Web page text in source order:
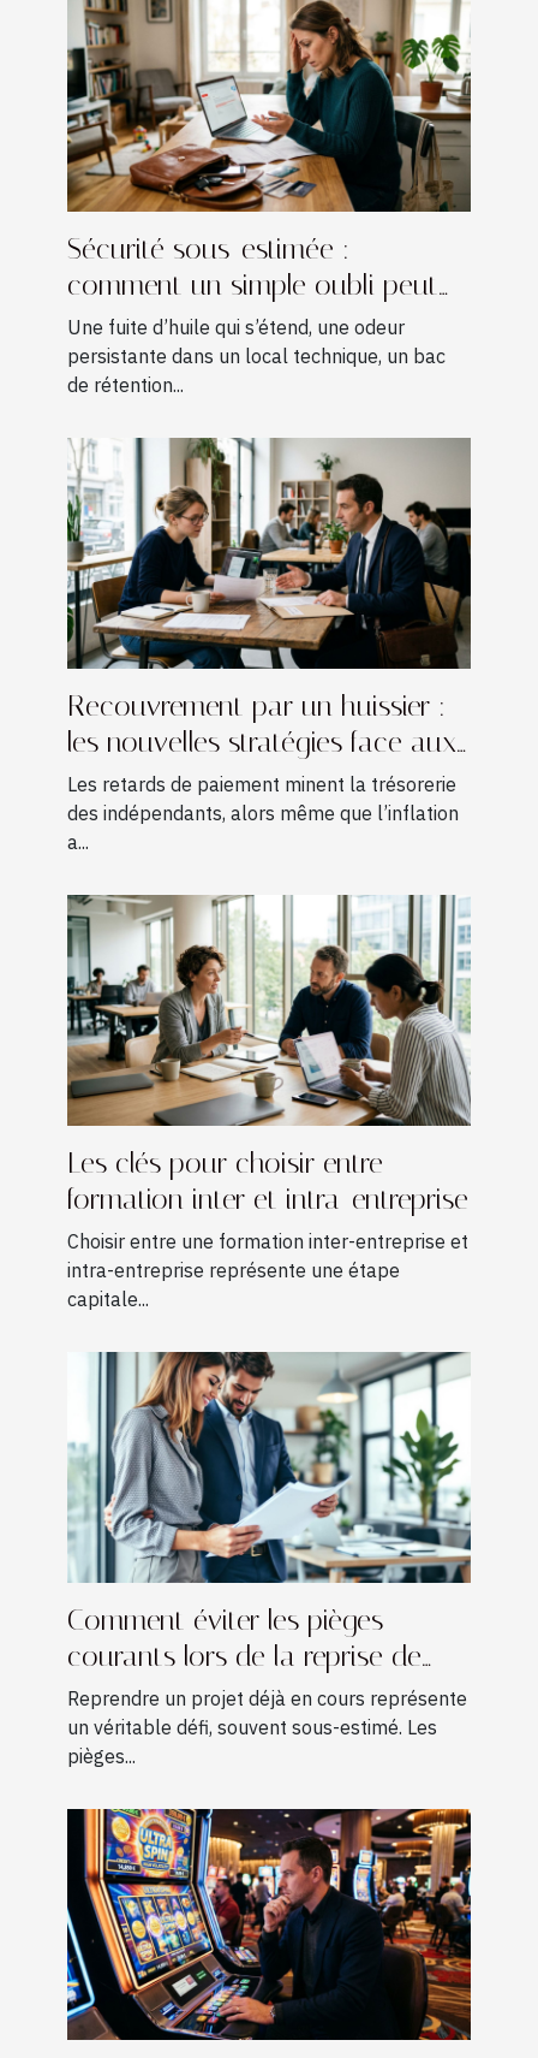
Sécurité sous-estimée :
comment un simple oubli peut
coûter cher
Une fuite d’huile qui s’étend, une odeur
persistante dans un local technique, un bac
de rétention...
Recouvrement par un huissier :
les nouvelles stratégies face aux
retards de paiement chez les
freelances
Les retards de paiement minent la trésorerie
des indépendants, alors même que l’inflation
a...
Les clés pour choisir entre
formation inter et intra-entreprise
Choisir entre une formation inter-entreprise et
intra-entreprise représente une étape
capitale...
Comment éviter les pièges
courants lors de la reprise de
projets existants ?
Reprendre un projet déjà en cours représente
un véritable défi, souvent sous-estimé. Les
pièges...